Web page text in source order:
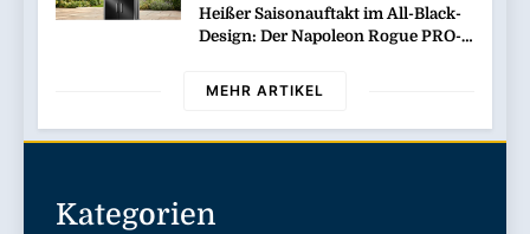
Heißer Saisonauftakt im All-Black-
Design: Der Napoleon Rogue PRO-S
Edition
MEHR ARTIKEL
Kategorien